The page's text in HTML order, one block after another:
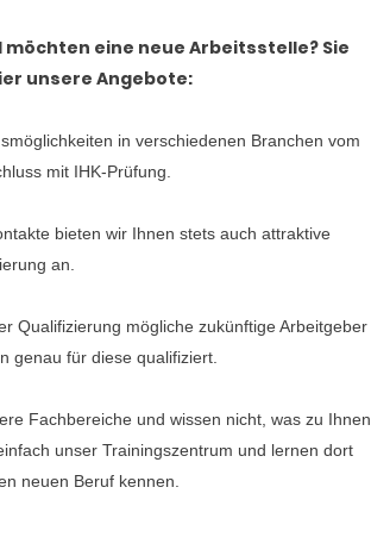
eine neue Arbeitsstelle? Sie
unsere Angebote:
in verschiedenen Branchen vom
mit IHK-Prüfung.
bieten wir Ihnen stets auch attraktive
an.
Qualifizierung mögliche zukünftige Arbeitgeber
genau für diese qualifiziert.
Fachbereiche und wissen nicht, was zu Ihnen
unser Trainingszentrum und lernen dort
neuen Beruf kennen.